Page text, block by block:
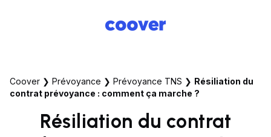
Coover ❯ Prévoyance ❯ Prévoyance TNS ❯ Résiliation du
contrat prévoyance : comment ça marche ?
Résiliation du contrat